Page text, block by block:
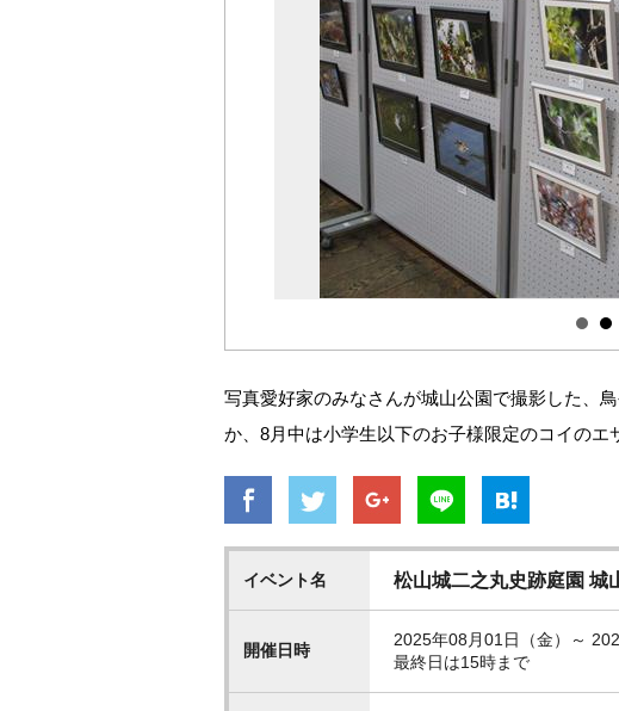
写真愛好家のみなさんが城山公園で撮影した、
か、8月中は小学生以下のお子様限定のコイのエ
イベント名 松山城二之丸史跡庭園 城
開催日時
2025年08月01日（金）～
最終日は15時まで